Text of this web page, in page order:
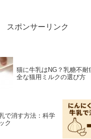
スポンサーリンク
猫に牛乳はNG？乳糖不耐
全な猫用ミルクの選び方
で消す方法：科学
ク